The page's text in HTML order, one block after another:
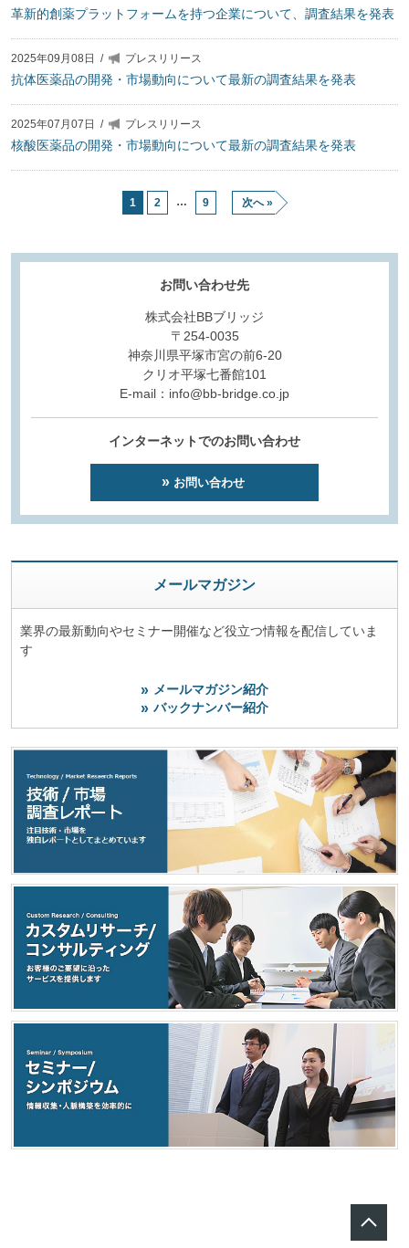
革新的創薬プラットフォームを持つ企業について、調査結果を発表
2025年09月08日 / プレスリリース
抗体医薬品の開発・市場動向について最新の調査結果を発表
2025年07月07日 / プレスリリース
核酸医薬品の開発・市場動向について最新の調査結果を発表
1 2 … 9 次へ »
お問い合わせ先
株式会社BBブリッジ
〒254-0035
神奈川県平塚市宮の前6-20
クリオ平塚七番館101
E-mail：info@bb-bridge.co.jp
インターネットでのお問い合わせ
お問い合わせ
メールマガジン
業界の最新動向やセミナー開催など役立つ情報を配信していま
す
メールマガジン紹介
バックナンバー紹介